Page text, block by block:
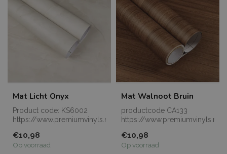
Mat Licht Onyx
Product code: KS6002
https://www.premiumvinyls.nl/samples.html
€10,98
Op voorraad
Mat Walnoot Bruin
productcode CA133
https://www.premiumvinyls.nl/
€10,98
Op voorraad